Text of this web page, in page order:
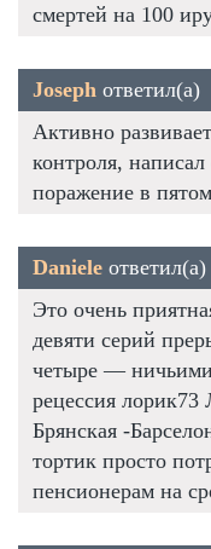
смертей на 100
Joseph ответил(а)
Активно
контроля,
поражение в
Daniele ответил(а)
Это очень
девяти серий
четыре —
рецессия лорик73
Брянская -
тортик просто
пенсионерам на